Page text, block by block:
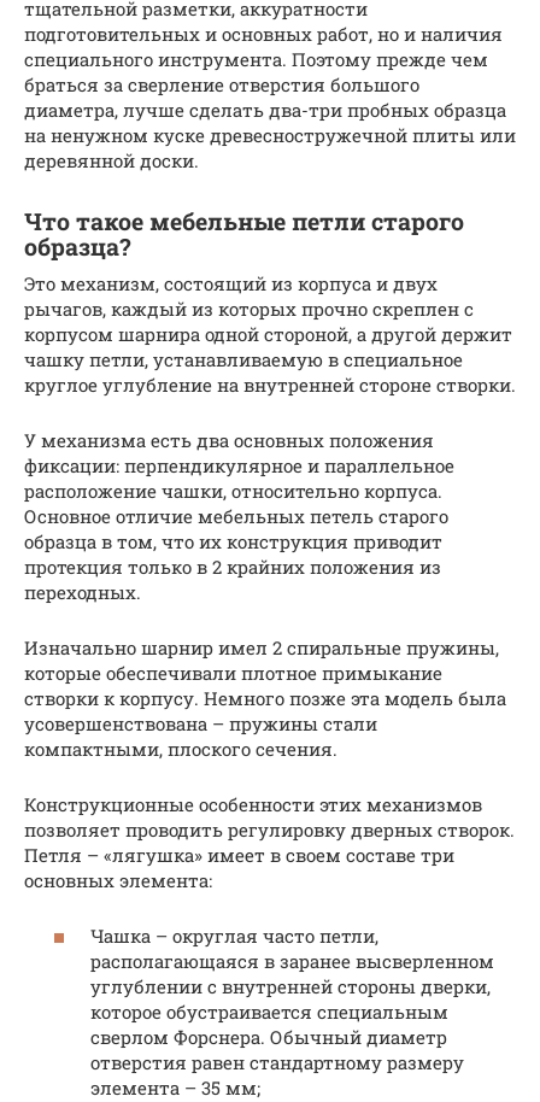
тщательной разметки, аккуратности
подготовительных и основных работ, но и наличия
специального инструмента. Поэтому прежде чем
браться за сверление отверстия большого
диаметра, лучше сделать два-три пробных образца
на ненужном куске древесностружечной плиты или
деревянной доски.
Что такое мебельные петли старого
образца?
Это механизм, состоящий из корпуса и двух
рычагов, каждый из которых прочно скреплен с
корпусом шарнира одной стороной, а другой держит
чашку петли, устанавливаемую в специальное
круглое углубление на внутренней стороне створки.
У механизма есть два основных положения
фиксации: перпендикулярное и параллельное
расположение чашки, относительно корпуса.
Основное отличие мебельных петель старого
образца в том, что их конструкция приводит
протекция только в 2 крайних положения из
переходных.
Изначально шарнир имел 2 спиральные пружины,
которые обеспечивали плотное примыкание
створки к корпусу. Немного позже эта модель была
усовершенствована – пружины стали
компактными, плоского сечения.
Конструкционные особенности этих механизмов
позволяет проводить регулировку дверных створок.
Петля – «лягушка» имеет в своем составе три
основных элемента:
Чашка – округлая часто петли,
располагающаяся в заранее высверленном
углублении с внутренней стороны дверки,
которое обустраивается специальным
сверлом Форснера. Обычный диаметр
отверстия равен стандартному размеру
элемента – 35 мм;